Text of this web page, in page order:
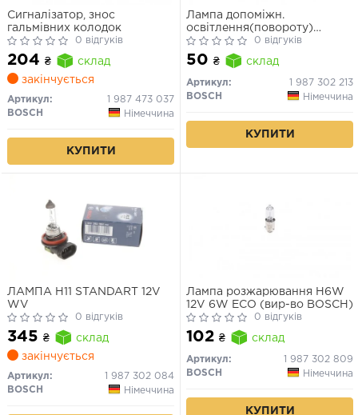
Сигналізатор, знос
гальмівних колодок
0 відгуків
204 ₴
склад
закінчується
Артикул:
1 987 473 037
BOSCH
Німеччина
КУПИТИ
Лампа допоміжн.
освітлення(повороту)
BOSCH 12V 21W PY21W PURE
LIGHT РY21W 12V (жовта)
0 відгуків
50 ₴ склад
Артикул:
1 987 302 213
BOSCH
Німеччина
КУПИТИ
ЛАМПА H11 STANDART 12V
WV
0 відгуків
345 ₴
склад
закінчується
Артикул:
1 987 302 084
BOSCH
Німеччина
Лампа розжарювання H6W
12V 6W ECO (вир-во BOSCH)
0 відгуків
102 ₴ склад
Артикул:
1 987 302 809
BOSCH
Німеччина
КУПИТИ